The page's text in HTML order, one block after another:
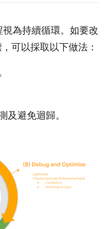
為持續循環。如要改
可以採取以下做法：
及避免迴歸。